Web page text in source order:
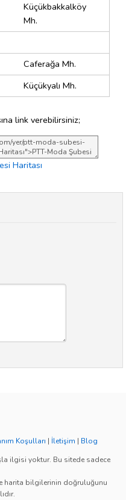
Küçükbakkalköy
Mh.
Caferağa Mh.
Küçükyalı Mh.
link verebilirsiniz;
Haritası
Koşulları | İletişim | Blog
ilgisi yoktur. Bu sitede sadece
harita bilgilerinin doğruluğunu